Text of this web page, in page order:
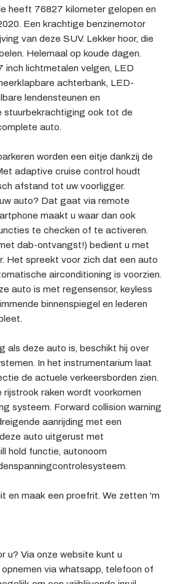
heeft 76827 kilometer gelopen en
Een krachtige benzinemotor
van deze SUV. Lekker hoor, die
Helemaal op koude dagen.
inch lichtmetalen velgen, LED
achterbank, LED-
lendensteunen en
stuurbekrachtiging ook tot de
auto.
worden een eitje dankzij de
adaptive cruise control houdt
afstand tot uw voorligger.
auto? Dat gaat via remote
maakt u waar dan ook
te checken of te activeren.
dab-ontvangst!) bedient u met
Het spreekt voor zich dat een auto
airconditioning is voorzien.
auto is met regensensor, keyless
binnenspiegel en lederen
als deze auto is, beschikt hij over
In het instrumentarium laat
de actuele verkeersborden zien.
rijstrook raken wordt voorkomen
systeem. Forward collision warning
aanrijding met een
auto uitgerust met
hold functie, autonoom
en maak een proefrit. We zetten 'm
u? Via onze website kunt u
via whatsapp, telefoon of